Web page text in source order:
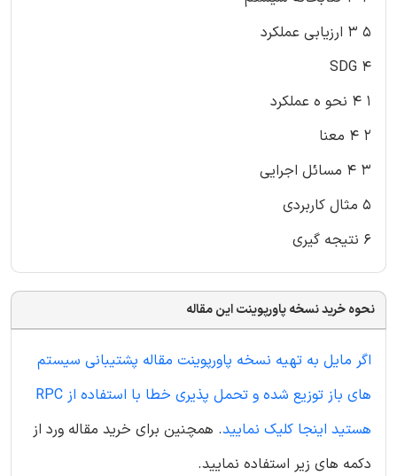
۵ ۳ ارزیابی عملکرد
۴ SDG
۱ ۴ نحو ه عملکرد
۲ ۴ معنا
۳ ۴ مسائل اجرایی
۵ مثال کاربردی
۶ نتیجه گیری
نحوه خرید نسخه پاورپوینت این مقاله
اگر مایل به تهیه نسخه پاورپوینت مقاله پشتیبانی سیستم
های باز توزیع شده و تحمل پذیری خطا با استفاده از RPC
هستید اینجا کلیک نمایید. همچنین برای خرید مقاله ورد از
دکمه های زیر استفاده نمایید.